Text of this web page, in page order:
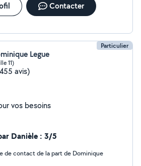
Contacter
Particulier
Legue
11)
avis)
vos besoins
Danièle : 3/5
de contact de la part de Dominique